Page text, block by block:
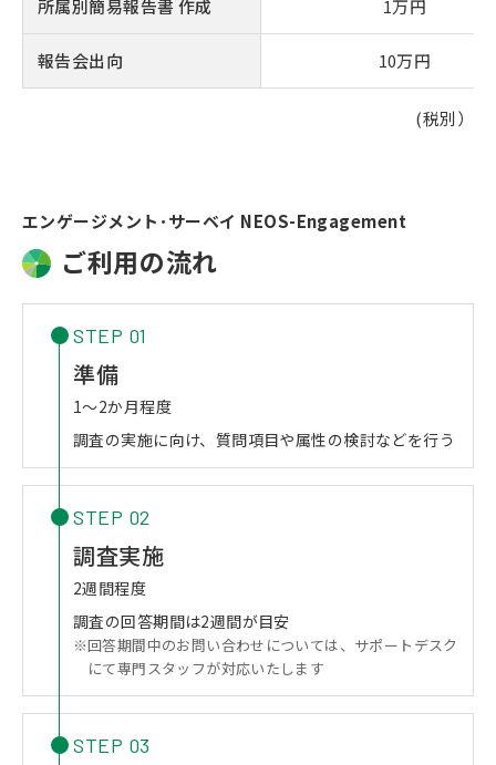
所属別簡易報告書 作成 1万円
報告会出向 10万円
(税別）
エンゲージメント･サーベイ NEOS-Engagement
ご利用の流れ
STEP 01
準備
1～2か月程度
調査の実施に向け、質問項目や属性の検討などを行う
STEP 02
調査実施
2週間程度
調査の回答期間は2週間が目安
回答期間中のお問い合わせについては、サポートデスク
にて専門スタッフが対応いたします
STEP 03